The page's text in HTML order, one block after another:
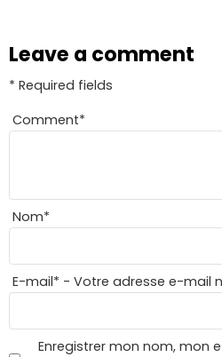
Leave a comment
* Required fields
Comment*
Nom*
E-mail* - Votre adresse e-mail
Enregistrer mon nom, mon